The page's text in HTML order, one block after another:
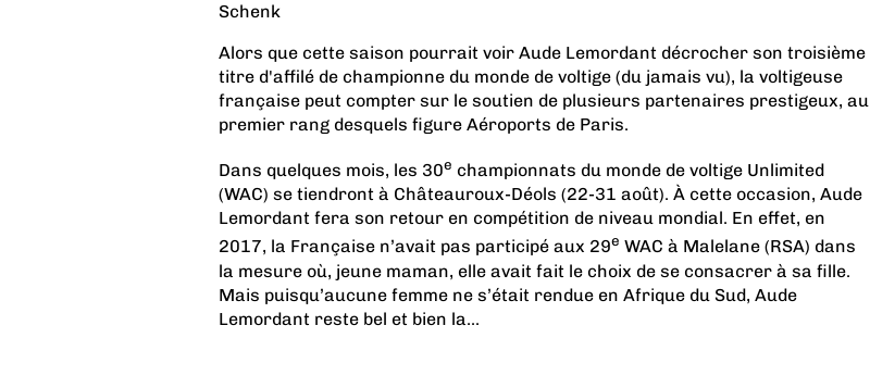
Schenk
Alors que cette saison pourrait voir Aude Lemordant décrocher son troisième
titre d'affilé de championne du monde de voltige (du jamais vu), la voltigeuse
française peut compter sur le soutien de plusieurs partenaires prestigeux, au
premier rang desquels figure Aéroports de Paris.
Dans quelques mois, les 30e championnats du monde de voltige Unlimited
(WAC) se tiendront à Châteauroux-Déols (22-31 août). À cette occasion, Aude
Lemordant fera son retour en compétition de niveau mondial. En effet, en
2017, la Française n’avait pas participé aux 29e WAC à Malelane (RSA) dans
la mesure où, jeune maman, elle avait fait le choix de se consacrer à sa fille.
Mais puisqu’aucune femme ne s’était rendue en Afrique du Sud, Aude
Lemordant reste bel et bien la...